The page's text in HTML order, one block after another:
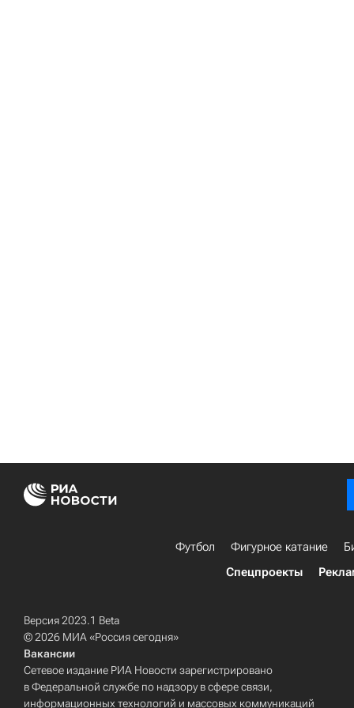
Футбол Фигурное катание
Спецпроекты
Версия 2023.1 Beta
© 2026 МИА «Россия сегодня»
Вакансии
Сетевое издание РИА Новости зарегистрировано
в Федеральной службе по надзору в сфере связи,
информационных технологий и массовых коммуникаций